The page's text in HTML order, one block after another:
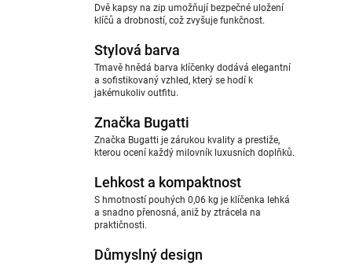
Dvě kapsy na zip umožňují bezpečné uložení
klíčů a drobností, což zvyšuje funkčnost.
Stylová barva
Tmavě hnědá barva klíčenky dodává elegantní
a sofistikovaný vzhled, který se hodí k
jakémukoliv outfitu.
Značka Bugatti
Značka Bugatti je zárukou kvality a prestiže,
kterou ocení každý milovník luxusních doplňků.
Lehkost a kompaktnost
S hmotností pouhých 0,06 kg je klíčenka lehká
a snadno přenosná, aniž by ztrácela na
praktičnosti.
Důmyslný design